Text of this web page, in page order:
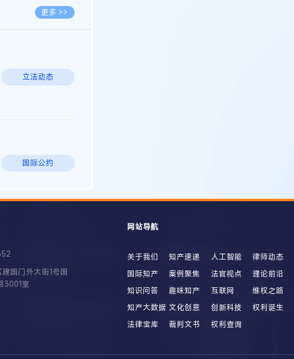
更多 >>
立法动态
国际公约
国门外大街1号国
3001室
网站导航
关于我们 知产速递 人工智能 律师动态
国际知产
案例聚焦 法官视点 理论前沿
知识问答
趣味知产 互联网 维权之路
知产大数据 文化创意 创新科技 权利诞生
法律宝库
裁判文书 权利查询